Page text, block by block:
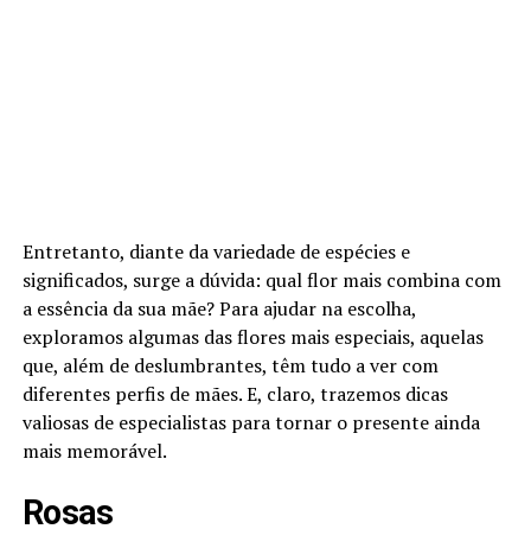
Entretanto, diante da variedade de espécies e
significados, surge a dúvida: qual flor mais combina com
a essência da sua mãe? Para ajudar na escolha,
exploramos algumas das flores mais especiais, aquelas
que, além de deslumbrantes, têm tudo a ver com
diferentes perfis de mães. E, claro, trazemos dicas
valiosas de especialistas para tornar o presente ainda
mais memorável.
Rosas